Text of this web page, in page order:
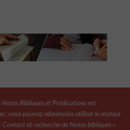
Bibliques et Prédications est
; vous pouvez néanmoins utiliser le moteur
Contact et recherche de Notes bibliques »